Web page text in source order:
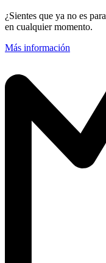
¿Sientes que ya no es
en cualquier momento.
Más información